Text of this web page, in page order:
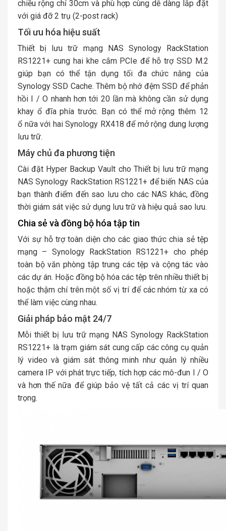
chiều rộng chỉ 30cm và phù hợp cùng dễ dàng lắp đặt
với giá đỡ 2 trụ (2-post rack)
Tối ưu hóa hiệu suất
Thiết bị lưu trữ mạng NAS Synology RackStation
RS1221+ cung hai khe cắm PCIe để hỗ trợ SSD M.2
giúp bạn có thể tận dụng tối đa chức năng của
Synology SSD Cache. Thêm bộ nhớ đệm SSD để phản
hồi I / O nhanh hơn tới 20 lần mà không cần sử dụng
khay ổ đĩa phía trước. Bạn có thể mở rộng thêm 12
ổ nữa với hai Synology RX418 để mở rộng dung lượng
lưu trữ.
Máy chủ đa phương tiện
Cài đặt Hyper Backup Vault cho Thiết bị lưu trữ mạng
NAS Synology RackStation RS1221+ để biến NAS của
bạn thành điểm đến sao lưu cho các NAS khác, đồng
thời giám sát việc sử dụng lưu trữ và hiệu quả sao lưu.
Chia sẻ và đồng bộ hóa tập tin
Với sự hỗ trợ toàn diện cho các giao thức chia sẻ tệp
mạng – Synology RackStation RS1221+ cho phép
toàn bộ văn phòng tập trung các tệp và cộng tác vào
các dự án. Hoặc đồng bộ hóa các tệp trên nhiều thiết bị
hoặc thậm chí trên một số vị trí để các nhóm từ xa có
thể làm việc cùng nhau.
Giải pháp bảo mật 24/7
Mỗi thiết bị lưu trữ mạng NAS Synology RackStation
RS1221+ là trạm giám sát cung cấp các công cụ quản
lý video và giám sát thông minh như quản lý nhiều
camera IP với phát trực tiếp, tích hợp các mô-đun I / O
và hơn thế nữa để giúp bảo vệ tất cả các vị trí quan
trọng.